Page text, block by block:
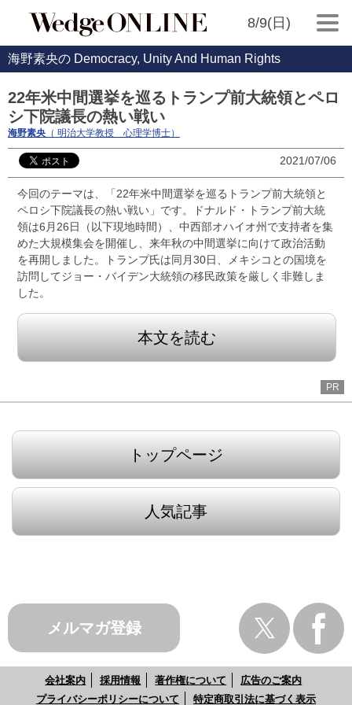
8/9(日)
海野素央の Democracy, Unity And Human Rights
22年米中間選挙を巡るトランプ前大統領とペロ
シ下院議長の熱い戦い
海野素央 （ 明治大学教授 心理学博士）
2021/07/06
今回のテーマは、「22年米中間選挙を巡るトランプ前大統領と
ペロシ下院議長の熱い戦い」です。ドナルド・トランプ前大統
領は6月26日（以下現地時間）、中西部オハイオ州で支持者を集
めた大規模集会を開催し、来年秋の中間選挙に向けて政治活動
を再開しました。トランプ氏は同月30日、メキシコとの国境を
訪問してジョー・バイデン大統領の移民政策を厳しく非難しま
した。
本文を読む
PR
トップページ
人気記事
メルマガ登録
会社案内 採用情報 著作権について
広告のご案内
プライバシーポリシーについて
特定商取引法に基づく表示